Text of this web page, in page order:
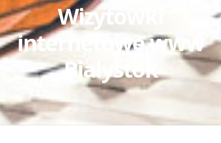
Wizytowki
internetowe www
Bialystok